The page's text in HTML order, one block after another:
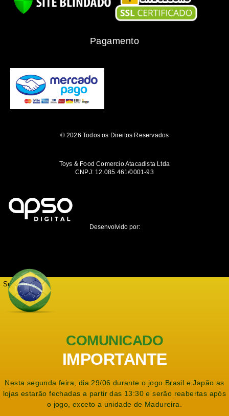
Pagamento
© 2026 Todos os Direitos Reservados
Toys & Food Comercio Atacadista Ltda
CNPJ: 12.085.461/0001-93
Desenvolvido por:
Seja notificado
COMUNICADO
IMPORTANTE
Nesta segunda feira, dia 29/06 durante o jogo Brasil e Japão as
lojas estarão fechadas a partir das 13:30 e serão reabertas após
o jogo, exceto a unidade de Madureira.